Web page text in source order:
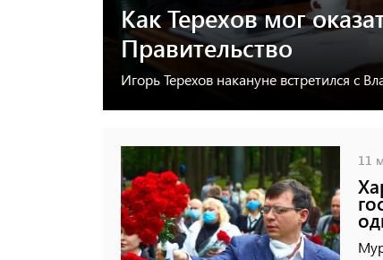
Как Терехов мог
Правительство
Игорь Терехов накануне встретился с
11